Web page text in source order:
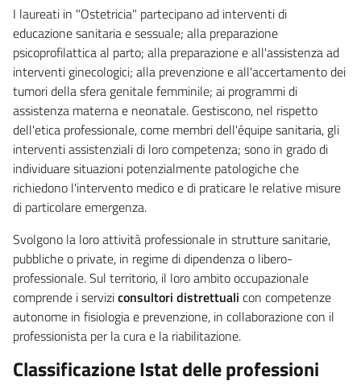
I laureati in "Ostetricia" partecipano ad interventi di
educazione sanitaria e sessuale; alla preparazione
psicoprofilattica al parto; alla preparazione e all'assistenza ad
interventi ginecologici; alla prevenzione e all'accertamento dei
tumori della sfera genitale femminile; ai programmi di
assistenza materna e neonatale. Gestiscono, nel rispetto
dell'etica professionale, come membri dell'équipe sanitaria, gli
interventi assistenziali di loro competenza; sono in grado di
individuare situazioni potenzialmente patologiche che
richiedono l'intervento medico e di praticare le relative misure
di particolare emergenza.
Svolgono la loro attività professionale in strutture sanitarie,
pubbliche o private, in regime di dipendenza o libero-
professionale. Sul territorio, il loro ambito occupazionale
comprende i serviziconsultori distrettuali con competenze
autonome in fisiologia e prevenzione, in collaborazione con il
professionista per la cura e la riabilitazione.
Classificazione Istat delle professioni